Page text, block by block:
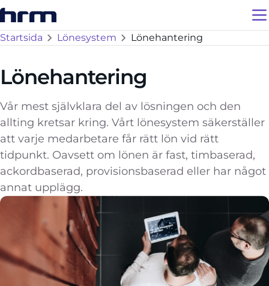
Startsida Lönesystem Lönehantering
Lönehantering
Vår mest självklara del av lösningen och den
allting kretsar kring. Vårt lönesystem säkerställer
att varje medarbetare får rätt lön vid rätt
tidpunkt. Oavsett om lönen är fast, timbaserad,
ackordbaserad, provisionsbaserad eller har något
annat upplägg.